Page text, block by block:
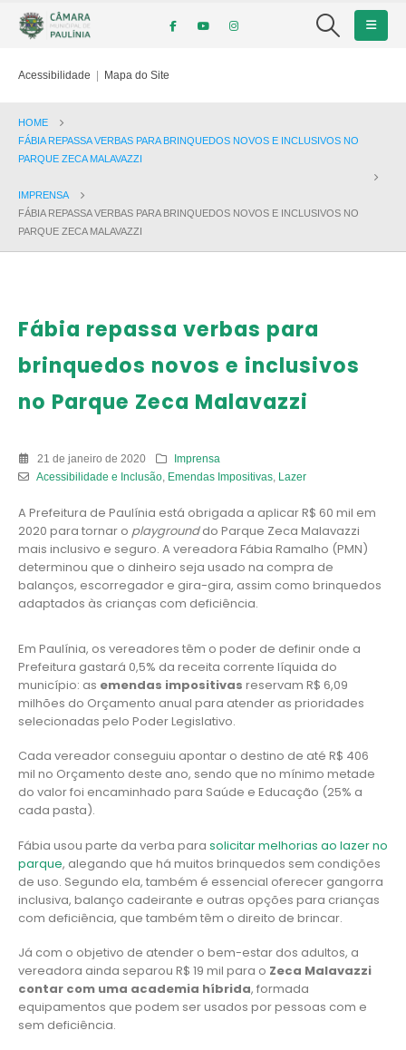
Acessibilidade | Mapa do Site
HOME
FÁBIA REPASSA VERBAS PARA BRINQUEDOS NOVOS E INCLUSIVOS NO
PARQUE ZECA MALAVAZZI
IMPRENSA
FÁBIA REPASSA VERBAS PARA BRINQUEDOS NOVOS E INCLUSIVOS NO
PARQUE ZECA MALAVAZZI
Fábia repassa verbas para
brinquedos novos e inclusivos
no Parque Zeca Malavazzi
21 de janeiro de 2020
Imprensa
Acessibilidade e Inclusão, Emendas Impositivas, Lazer
A Prefeitura de Paulínia está obrigada a aplicar R$ 60 mil em
2020 para tornar o playgrounddo Parque Zeca Malavazzi
mais inclusivo e seguro. A vereadora Fábia Ramalho (PMN)
determinou que o dinheiro seja usado na compra de
balanços, escorregador e gira-gira, assim como brinquedos
adaptados às crianças com deficiência.
Em Paulínia, os vereadores têm o poder de definir onde a
Prefeitura gastará 0,5% da receita corrente líquida do
município: as emendas impositivas reservam R$ 6,09
milhões do Orçamento anual para atender as prioridades
selecionadas pelo Poder Legislativo.
Cada vereador conseguiu apontar o destino de até R$ 406
mil no Orçamento deste ano, sendo que no mínimo metade
do valor foi encaminhado para Saúde e Educação (25% a
cada pasta).
Fábia usou parte da verba para solicitar melhorias ao lazer no
parque, alegando que há muitos brinquedos sem condições
de uso. Segundo ela, também é essencial oferecer gangorra
inclusiva, balanço cadeirante e outras opções para crianças
com deficiência, que também têm o direito de brincar.
Já com o objetivo de atender o bem-estar dos adultos, a
vereadora ainda separou R$ 19 mil para o Zeca Malavazzi
contar com uma academia híbrida, formada
equipamentos que podem ser usados por pessoas com e
sem deficiência.